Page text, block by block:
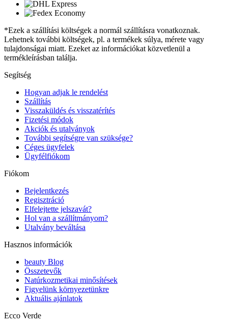
*Ezek a szállítási költségek a normál szállításra vonatkoznak.
Lehetnek további költségek, pl. a termékek súlya, mérete vagy
tulajdonságai miatt. Ezeket az információkat közvetlenül a
termékleírásban találja.
Segítség
Hogyan adjak le rendelést
Szállítás
Visszaküldés és visszatérítés
Fizetési módok
Akciók és utalványok
További segítségre van szüksége?
Céges ügyfelek
Ügyfélfiókom
Fiókom
Bejelentkezés
Regisztráció
Elfelejtette jelszavát?
Hol van a szállítmányom?
Utalvány beváltása
Hasznos információk
beauty Blog
Összetevők
Natúrkozmetikai minősítések
Figyelünk környezetünkre
Aktuális ajánlatok
Ecco Verde